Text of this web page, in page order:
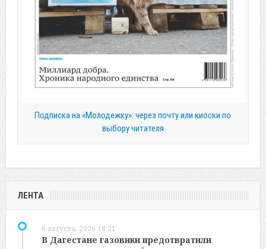
Подписка на «Молодежку»: через почту или киоски по
выбору читателя
ЛЕНТА
6 августа, 2026 18:21
В Дагестане газовики предотвратили